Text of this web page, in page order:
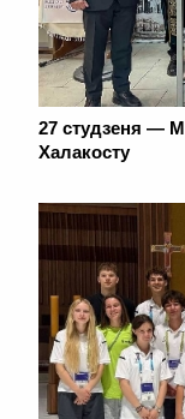
27 студзеня —
Халакосту